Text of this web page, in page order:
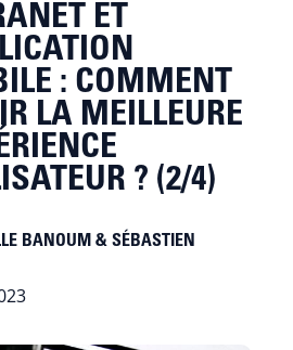
ET
: COMMENT
LA MEILLEURE
? (2/4)
BANOUM & SÉBASTIEN